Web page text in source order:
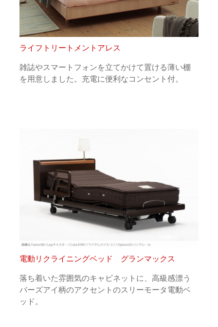
ライフトリートメントアレス
雑誌やスマートフォンを立てかけて置ける薄い棚
を用意しました。充電に便利なコンセント付。
電動リクライニングベッド グランマックス
落ち着いた雰囲気のキャビネットに、高級感漂う
バーズアイ柄のアクセントのスリーモータ電動ベ
ッド。